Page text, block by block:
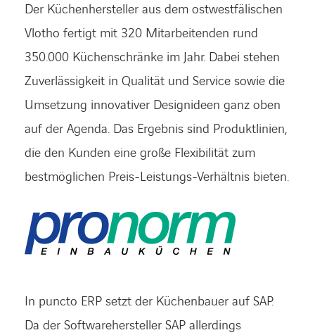
Kontakt
Der Küchenhersteller aus dem ostwestfälischen
Vlotho fertigt mit 320 Mitarbeitenden rund
350.000 Küchenschränke im Jahr. Dabei stehen
Zuverlässigkeit in Qualität und Service sowie die
Umsetzung innovativer Designideen ganz oben
auf der Agenda. Das Ergebnis sind Produktlinien,
die den Kunden eine große Flexibilität zum
bestmöglichen Preis-Leistungs-Verhältnis bieten.
In puncto ERP setzt der Küchenbauer auf SAP.
Da der Softwarehersteller SAP allerdings